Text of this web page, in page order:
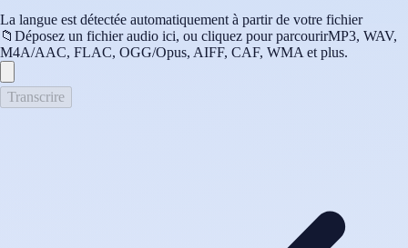
La langue est détectée automatiquement à partir de votre fichier
📁 Déposez un fichier audio ici, ou cliquez pour parcourirMP3, WAV,
M4A/AAC, FLAC, OGG/Opus, AIFF, CAF, WMA et plus.
Transcrire